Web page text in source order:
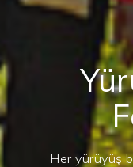
Her yürüyüş